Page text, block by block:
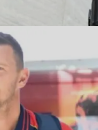
ಪಂದ್ಯಗಳು
ಡೆಲ್ಲಿ, ಮುಂಬೈ,
ಎದುರಿಸಲಿದೆ.